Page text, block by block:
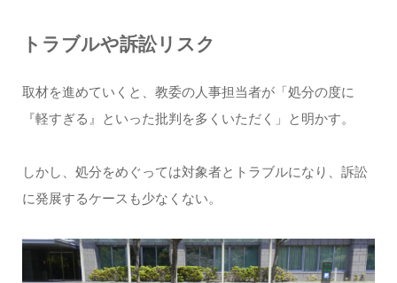
トラブルや訴訟リスク
取材を進めていくと、教委の人事担当者が「処分の度に
『軽すぎる』といった批判を多くいただく」と明かす。
しかし、処分をめぐっては対象者とトラブルになり、訴訟
に発展するケースも少なくない。